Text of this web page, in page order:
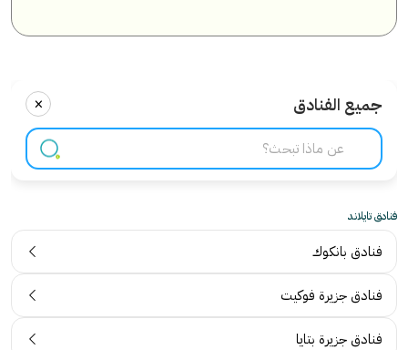
جميع الفنادق ×
فنادق تايلاند
فنادق بانكوك
فنادق جزيرة فوكيت
فنادق جزيرة بتايا